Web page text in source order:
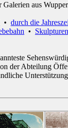
aus
• durch die
•
der Abteilung